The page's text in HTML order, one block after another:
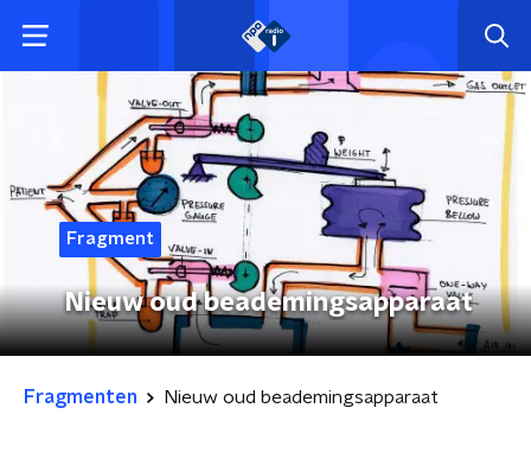
Fragment
Nieuw oud beademingsapparaat
Fragmenten Nieuw oud beademingsapparaat